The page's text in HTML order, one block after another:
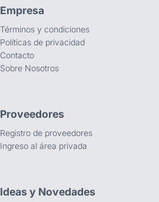
Empresa
Términos y condiciones
Políticas de privacidad
Contacto
Sobre Nosotros
Proveedores
Registro de proveedores
Ingreso al área privada
Ideas y Novedades